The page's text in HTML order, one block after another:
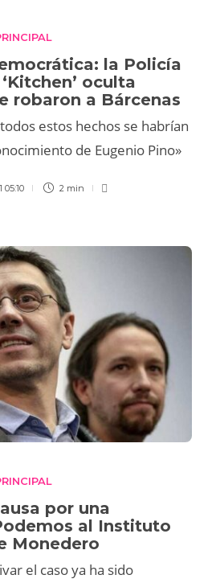
la Policía
oculta
robaron a Bárcenas
estos hechos se habrían
de Eugenio Pino»
05:10 2 min
por una
al Instituto
Monedero
el caso ya ha sido